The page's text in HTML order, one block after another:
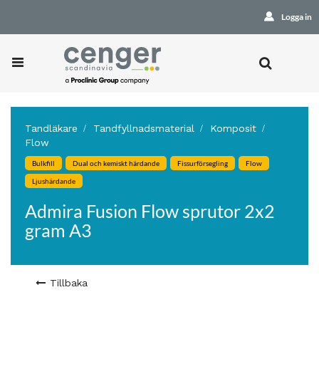
Logga in
Tandläkare Tandfyllnadsmaterial
Komposit
Flow
Bulkfill Dual och kemiskt härdande Fissurförsegling Flow
Ljushärdande
Admira Fusion Flow sprutor 2x2
gram A3
Tillbaka